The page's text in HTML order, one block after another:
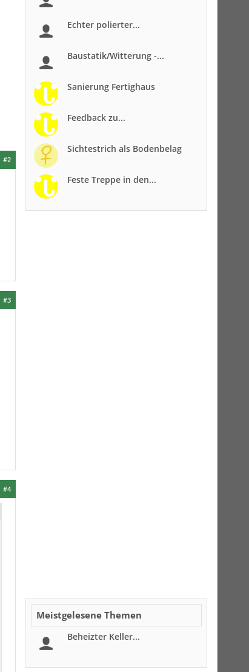
#2
#3
#4
Echter polierter...
Baustatik/Witterung -...
Sanierung Fertighaus
Feedback zu...
Sichtestrich als Bodenbelag
Feste Treppe in den...
Meistgelesene Themen
Beheizter Keller...